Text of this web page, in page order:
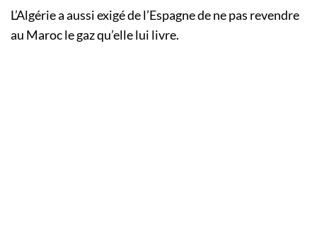
L’Algérie a aussi exigé de l’Espagne de ne pas revendre
au Maroc le gaz qu’elle lui livre.